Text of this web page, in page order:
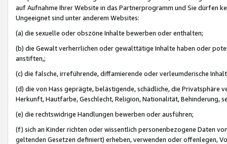
auf Aufnahme Ihrer Website in das Partnerprogramm und Sie dürfen
Ungeeignet sind unter anderem Websites:
(a) die sexuelle oder obszöne Inhalte bewerben oder enthalten;
(b) die Gewalt verherrlichen oder gewalttätige Inhalte haben oder
anstiften,;
(c) die falsche, irreführende, diffamierende oder verleumderische
(d) die von Hass geprägte, belästigende, schädliche, die Privatsphäre
Herkunft, Hautfarbe, Geschlecht, Religion, Nationalität, Behinderung,
(e) die rechtswidrige Handlungen bewerben oder ausführen;
(f) sich an Kinder richten oder wissentlich personenbezogene Daten
geltenden Gesetzen definiert) erheben, verwenden oder offenlegen,